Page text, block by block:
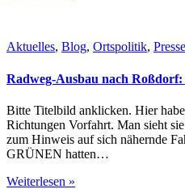
Aktuelles, Blog, Ortspolitik,
Radweg-Ausbau nach
Bitte Titelbild anklicken. Hier
Richtungen Vorfahrt. Man sieht
zum Hinweis auf sich nähernde
GRÜNEN hatten…
Weiterlesen »